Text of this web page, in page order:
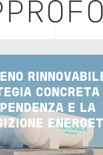
CONCRETA
E LA